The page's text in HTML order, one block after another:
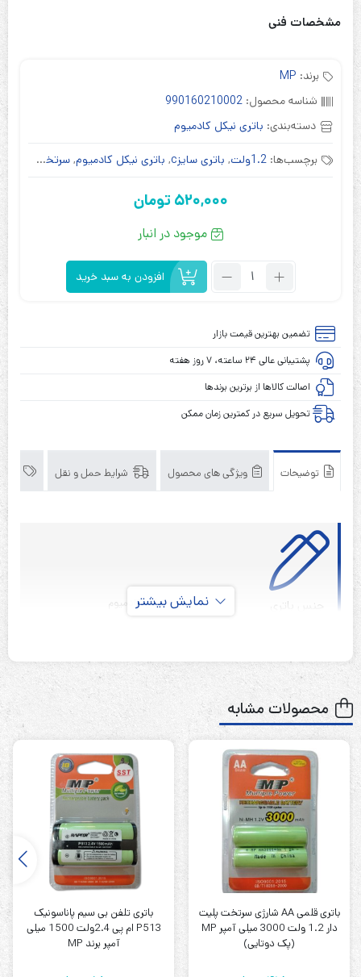
مشخصات فنی
برند: MP
شناسه محصول: 990160210002
دسته‌بندی: باتری نیکل کادمیوم
برچسب‌ها: 1.2ولت , باتری سایزc , باتری نیکل کادمیوم, سرتخت پلیت دار
520,000 تومان
موجود در انبار
تعداد:
C
1/2
ولت
5000
میلی
تخت
پلیت
افزودن به سبد خرید
تضمین بهترین قیمت بازار
پشتیبانی عالی ۲۴ ساعته، ۷ روز هفته
اصالت کالاها از برترین برندها
تحویل سریع در کمترین زمان ممکن
توضیحات ویژگی های محصول شرایط حمل و نقل
جنس باتری نیکل کادمیوم
ولتاژ باتری
ظرفیت باتری 5000 میلی آمپر ساعت
ابعاد
نوع ترمینال سر تخت پلیت دار
گارانتی
باتری سایز C شارژی 1/2 ولت 5000 میلی آمپر سر تخت پلیت
توضیحات :
نمایش بیشتر
محصولات مشابه
باتری قلمی AA شارژی سرتخت پلیت
دار 1.2 ولت 3000 میلی آمپر MP
(پک دوتایی)
باتری تلفن بی سیم پاناسونیک
P513 ام پی 2.4ولت 1500 میلی
آمپر برند MP